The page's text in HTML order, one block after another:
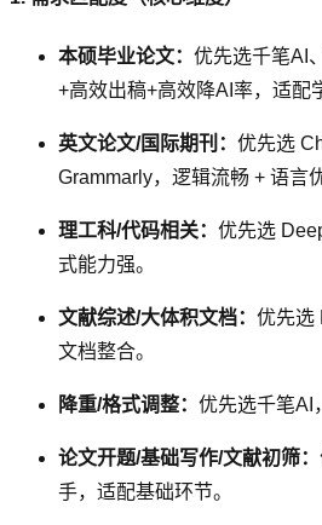
本硕毕业论文： 优先选千笔AI
+高效出稿+高效降AI率，适配
英文论文/国际期刊： 优先选
Grammarly，逻辑流畅 + 语言
理工科/代码相关： 优先选
式能力强。
文献综述/大体积文档： 优先选
文档整合。
降重/格式调整： 优先选千笔AI
论文开题/基础写作/文献初筛：
手，适配基础环节。